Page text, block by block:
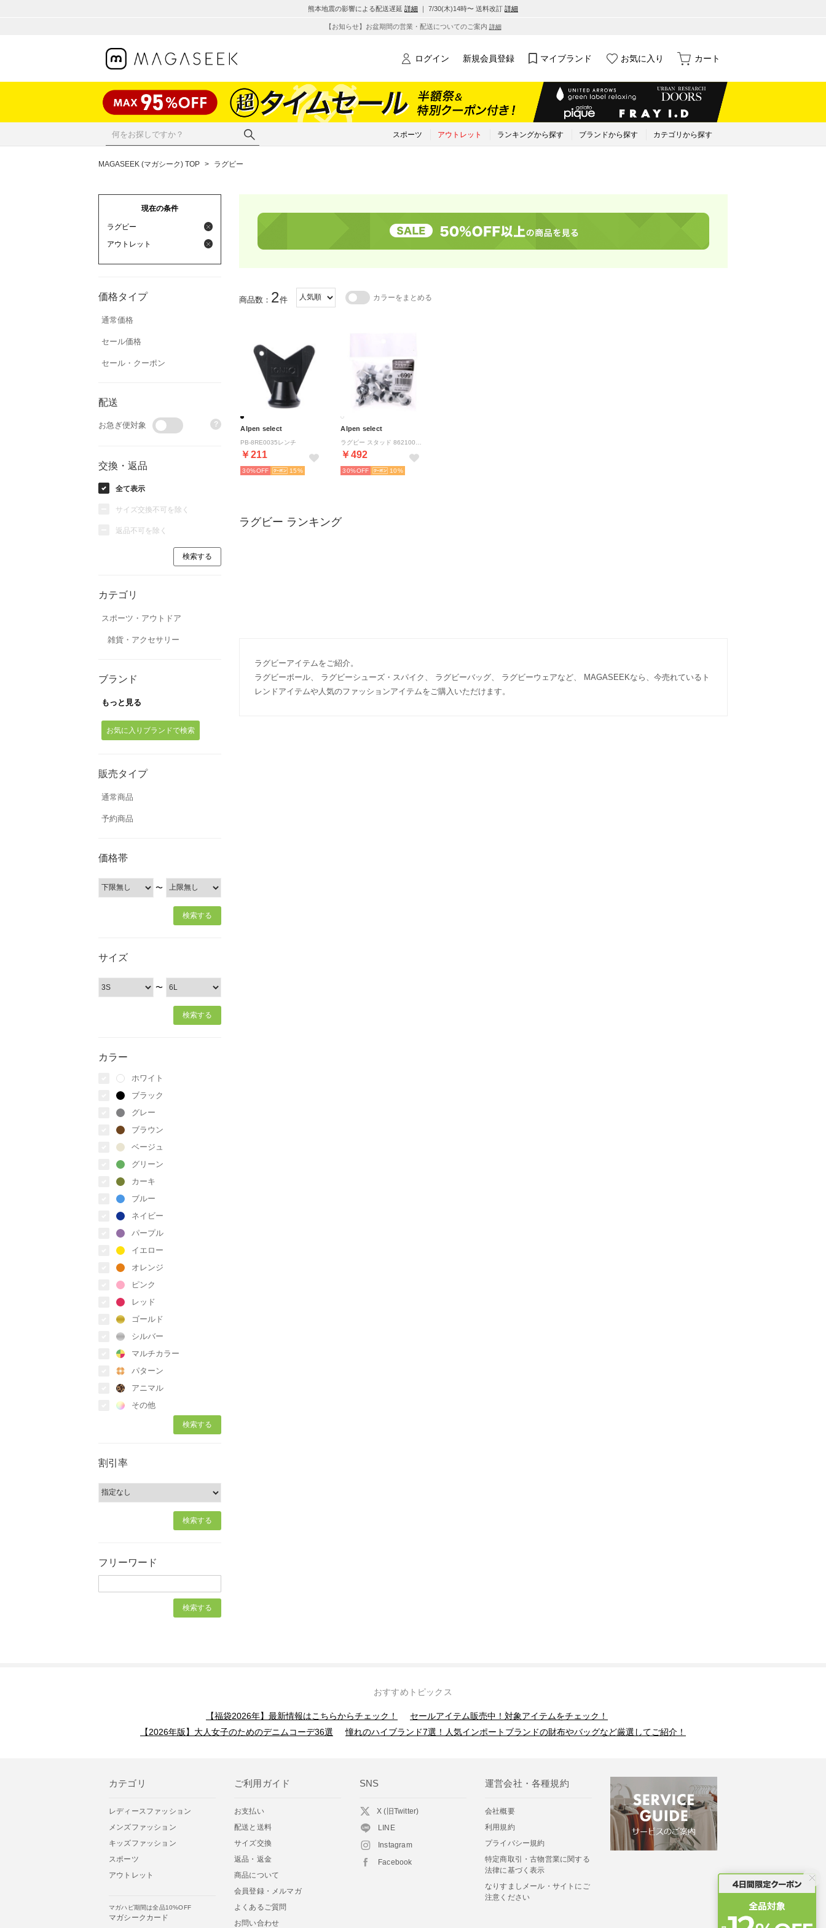
熊本地震の影響による配送遅延 詳細 ｜ 7/30(木)14時〜 送料改訂 詳細
【お知らせ】お盆期間の営業・配送についてのご案内 詳細
ログイン 新規会員登録 マイブランド お気に入り カート
スポーツ アウトレット ランキングから探す ブランドから探す カテゴリから探す
MAGASEEK (マガシーク) TOP > ラグビー
現在の条件
ラグビー
アウトレット
価格タイプ
通常価格
セール価格
セール・クーポン
配送
お急ぎ便対象 ?
交換・返品
全て表示
サイズ交換不可を除く
返品不可を除く
カテゴリ
スポーツ・アウトドア
雑貨・アクセサリー
ブランド
もっと見る
お気に入りブランドで検索
販売タイプ
通常商品
予約商品
価格帯
〜
サイズ
〜
カラー
ホワイト
ブラック
グレー
ブラウン
ベージュ
グリーン
カーキ
ブルー
ネイビー
パープル
イエロー
オレンジ
ピンク
レッド
ゴールド
シルバー
マルチカラー
パターン
アニマル
その他
割引率
フリーワード
商品数： 2件 カラーをまとめる
Alpen select
PB-8RE0035レンチ
￥211
30% 15
Alpen select
￥492
30% 10
ラグビー ランキング
ラグビーアイテムをご紹介。
ラグビーボール、 ラグビーシューズ・スパイク、 ラグビーバッグ、 ラグビーウェアなど、 MAGASEEKなら、今売れているト
レンドアイテムや人気のファッションアイテムをご購入いただけます。
おすすめトピックス
【福袋2026年】最新情報はこちらからチェック！
セールアイテム販売中！対象アイテムをチェック！
【2026年版】大人女子のためのデニムコーデ36選
憧れのハイブランド7選！人気インポートブランドの財布やバッグなど厳選してご紹介！
カテゴリ
レディースファッション
メンズファッション
キッズファッション
スポーツ
アウトレット
マガハピ期間は全品10%OFF
マガシークカード
ご利用ガイド
お支払い
配送と送料
サイズ交換
返品・返金
商品について
会員登録・メルマガ
よくあるご質問
お問い合わせ
SNS
X (旧Twitter)
LINE
Instagram
Facebook
運営会社・各種規約
会社概要
利用規約
プライバシー規約
特定商取引・古物営業に関する
法律に基づく表示
なりすましメール・サイトにご
注意ください